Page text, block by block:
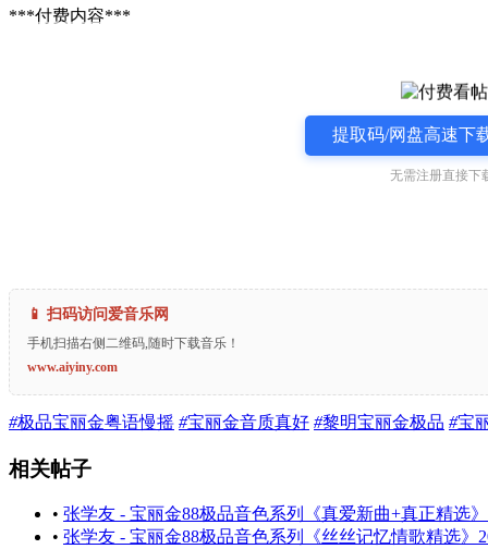
***付费内容***
提取码/网盘高速下
无需注册直接下
📱 扫码访问爱音乐网
手机扫描右侧二维码,随时下载音乐！
www.aiyiny.com
#极品宝丽金粤语慢摇 #宝丽金音质真好 #黎明宝丽金极品 #宝
相关帖子
• 张学友 - 宝丽金88极品音色系列《真爱新曲+真正精选
• 张学友 - 宝丽金88极品音色系列《丝丝记忆情歌精选》